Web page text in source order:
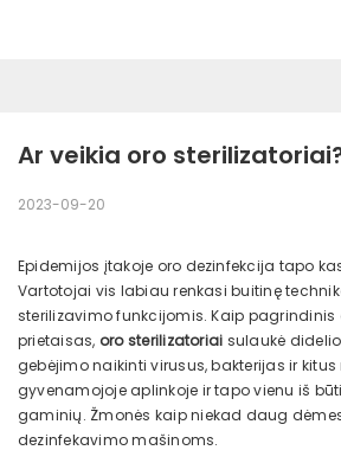
Ar veikia oro
2023-09-20
Epidemijos įtakoje oro dezinfekcija tapo
Vartotojai vis labiau renkasi buitinę
sterilizavimo funkcijomis. Kaip pagrindinis
prietaisas, oro sterilizatoriai sulaukė
gebėjimo naikinti virusus, bakterijas ir
gyvenamojoje aplinkoje ir tapo vienu iš
gaminių. Žmonės kaip niekad daug
dezinfekavimo mašinoms.